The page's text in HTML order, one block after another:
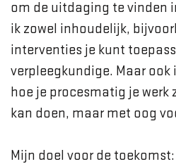
om de uitdaging te vinden
ik zowel inhoudelijk,
interventies je kunt
verpleegkundige. Maar
hoe je procesmatig je
kan doen, maar met oog
Mijn doel voor de toekomst: